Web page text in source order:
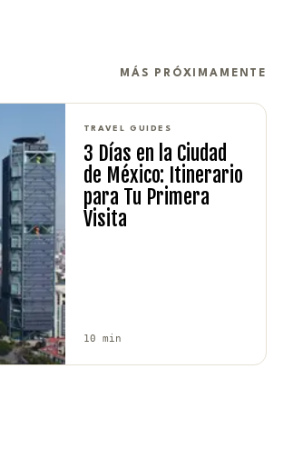
MÁS PRÓXIMAMENTE
TRAVEL GUIDES
3 Días en la Ciudad
de México: Itinerario
para Tu Primera
Visita
10 min